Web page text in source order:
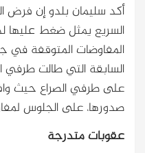
أكد سليمان بلدو إن فرض
السريع يمثل ضغط عليها
المفاوضات المتوقفة في
على طرفي الصراع حيث
صدورها، على الجلوس
عقوبات متدرجة